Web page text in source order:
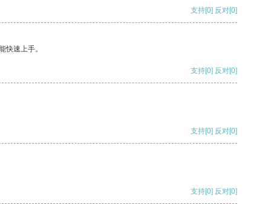
支持[0] 反对[0]
快速上手。
支持[0] 反对[0]
支持[0] 反对[0]
支持[0] 反对[0]